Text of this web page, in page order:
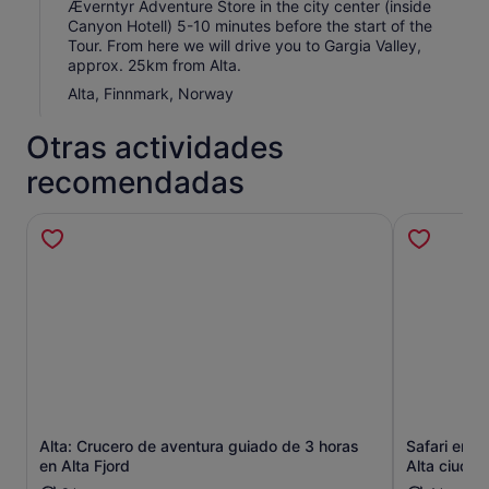
parejas, un conductor y un pasajero en cada moto de
nieve, con la posibilidad de cambiar de asiento durante
el viaje
Æverntyr Adventure Store in the city center (inside
Canyon Hotell) 5-10 minutes before the start of the
Tour. From here we will drive you to Gargia Valley,
approx. 25km from Alta.
Alta, Finnmark, Norway
Otras actividades
recomendadas
Alta: Crucero de aventura guiado de 3 horas
en Alta Fjord
Se abre en una pestaña nueva
Safari en
Alta